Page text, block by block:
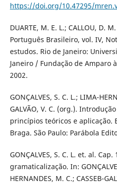
https://doi.org/10.47295/
DUARTE, M. E. L.; CALLOU, D.
Português Brasileiro, vol. IV,
estudos. Rio de Janeiro:
Janeiro / Fundação de Amparo
2002.
GONÇALVES, S. C. L.; LIMA-
GALVÃO, V. C. (org.).
princípios teóricos e aplicação.
Braga. São Paulo: Parábola
GONÇALVES, S. C. L. et. al.
gramaticalização. In:
HERNANDES, M. C.; CASSEB-